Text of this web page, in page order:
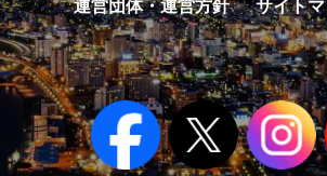
運営団体・運営方針
サイト